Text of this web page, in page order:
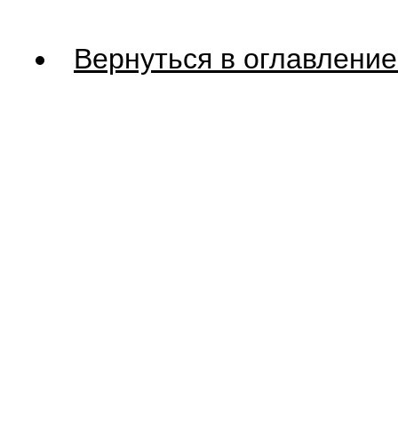
Вернуться в